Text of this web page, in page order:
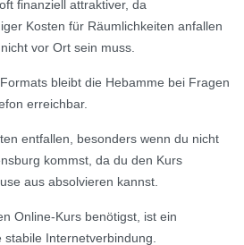
finanziell attraktiver, da
Kosten für Räumlichkeiten anfallen
vor Ort sein muss.
bleibt die Hebamme bei Fragen
erreichbar.
entfallen, besonders wenn du nicht
kommst, da du den Kurs
aus absolvieren kannst.
Online-Kurs benötigst, ist ein
stabile Internetverbindung.